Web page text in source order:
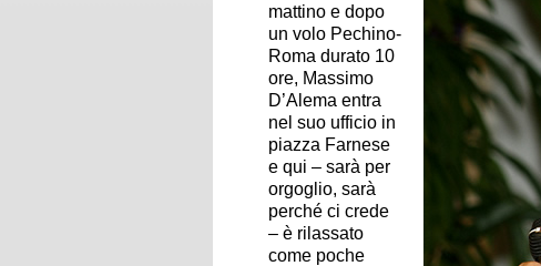
mattino e dopo
un volo Pechino-
Roma durato 10
ore, Massimo
D’Alema entra
nel suo ufficio in
piazza Farnese
e qui – sarà per
orgoglio, sarà
perché ci crede
– è rilassato
come poche